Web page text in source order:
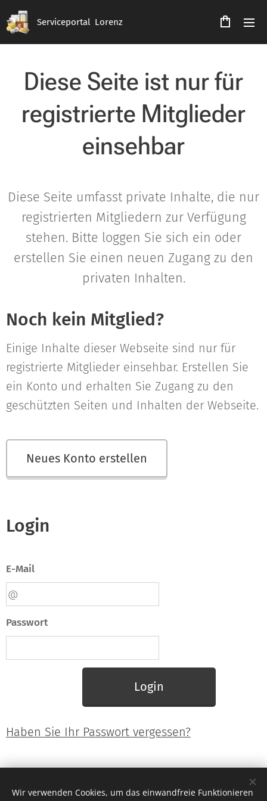
Serviceportal Lorenz
Diese Seite ist nur für
registrierte Mitglieder
einsehbar
Diese Seite umfasst private Inhalte, die nur
registrierten Mitgliedern zur Verfügung
stehen. Bitte loggen Sie sich ein oder
erstellen Sie einen neuen Zugang zu den
privaten Inhalten.
Noch kein Mitglied?
Einige Inhalte dieser Webseite sind nur für
registrierte Mitglieder einsehbar. Erstellen Sie
ein Konto und erhalten Sie Zugang zu den
geschützten Seiten und Inhalten der Webseite.
Neues Konto erstellen
Login
E-Mail
Passwort
Login
Haben Sie Ihr Passwort vergessen?
Du willst auch so eine tolle Homepage?
Wir verwenden Cookies, um das einwandfreie Funktionieren